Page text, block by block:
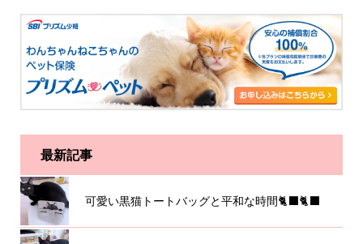
最新記事
可愛い黒猫トートバッグと平和な時間🐈‍⬛🐈‍⬛